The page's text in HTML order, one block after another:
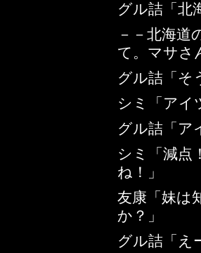
グル詰「北
－－北海道
て。マサさ
グル詰「
シミ「ア
グル詰「
シミ「減
ね！」
友康「妹は
か？」
グル詰「え